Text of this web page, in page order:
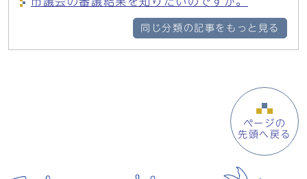
同じ分類の記事をもっと見る
ページの
先頭へ戻る